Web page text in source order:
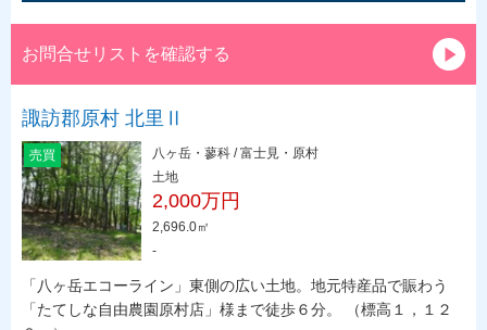
お問合せリストを確認する
諏訪郡原村 北里Ⅱ
売買
八ヶ岳・蓼科 / 富士見・原村
土地
2,000万円
2,696.0㎡
-
「八ヶ岳エコーライン」東側の広い土地。地元特産品で賑わう
「たてしな自由農園原村店」様まで徒歩６分。 （標高１，１２